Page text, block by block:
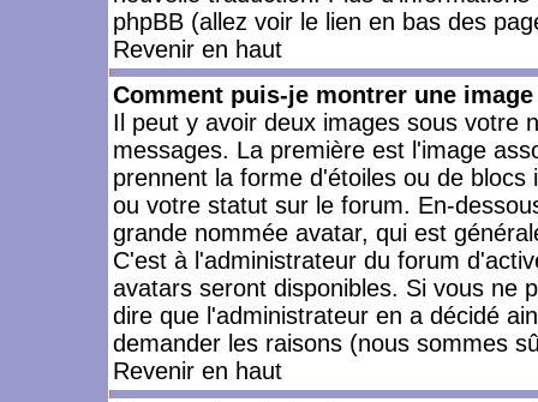
phpBB (allez voir le lien en bas des
Revenir en haut
Comment puis-je montrer une
Il peut y avoir deux images sous votre
messages. La première est l'image
prennent la forme d'étoiles ou de
ou votre statut sur le forum. En-
grande nommée avatar, qui est
C'est à l'administrateur du forum
avatars seront disponibles. Si vous ne
dire que l'administrateur en a décidé
demander les raisons (nous sommes
Revenir en haut